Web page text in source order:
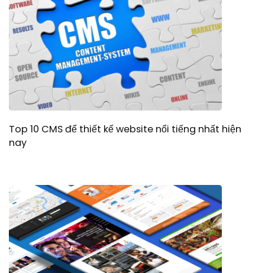
Top 10 CMS để thiết kế website nổi tiếng nhất hiện
nay